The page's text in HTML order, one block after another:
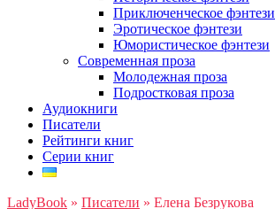
Приключенческое фэнтези
Эротическое фэнтези
Юмористическое фэнтези
Современная проза
Молодежная проза
Подростковая проза
Аудиокниги
Писатели
Рейтинги книг
Серии книг
LadyBook » Писатели » Елена Безрукова